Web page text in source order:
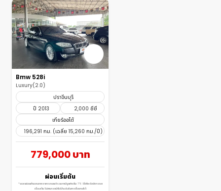
Bmw 528i
Luxury(2.0)
ปราจีนบุรี
ปี 2013
2,000 ซีซี
เกียร์ออโต้
196,291 กม. (เฉลี่ย 15,260 กม./ปี)
779,000 บาท
ผ่อนเริ่มต้น
*ยอดผ่อนคำนวณจากราคารถยนต์รวมภาษีมูลค่าเพิ่ม 7% ใช้สำหรับพิจารณา
เบื้องต้น ไม่สามารถนำไปอ้างอิงในการซื้อขายได้